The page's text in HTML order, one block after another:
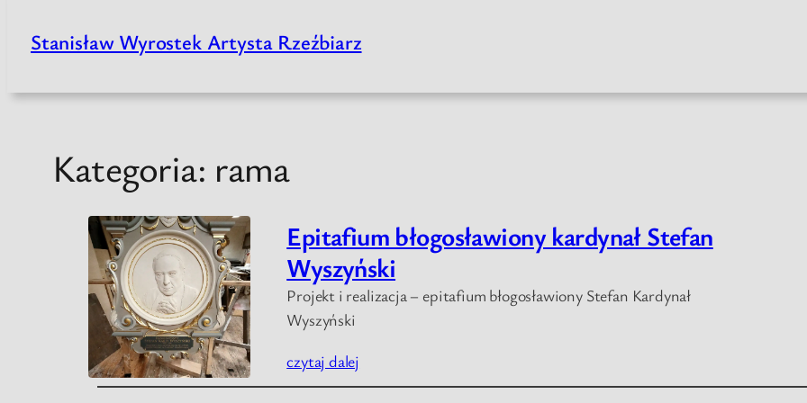
do
Kategoria: rama
Epitafium błogosławiony kardynał Stefan
Wyszyński
Projekt i realizacja – epitafium błogosławiony Stefan Kardynał
Wyszyński
czytaj dalej
Stanisław Wyrostek Artysta Rzeźbiarz